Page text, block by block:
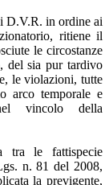
D.V.R. in ordine ai
ritiene il
le circostanze
del sia pur tardivo
le violazioni, tutte
arco temporale e
vincolo della
tra le fattispecie
n. 81 del 2008,
la previgente,